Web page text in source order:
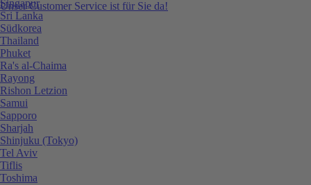
Unser Customer Service ist für Sie da!
Singapur
Sri Lanka
Südkorea
Thailand
Phuket
Ra's al-Chaima
Rayong
Rishon Letzion
Samui
Sapporo
Sharjah
Shinjuku (Tokyo)
Tel Aviv
Tiflis
Toshima